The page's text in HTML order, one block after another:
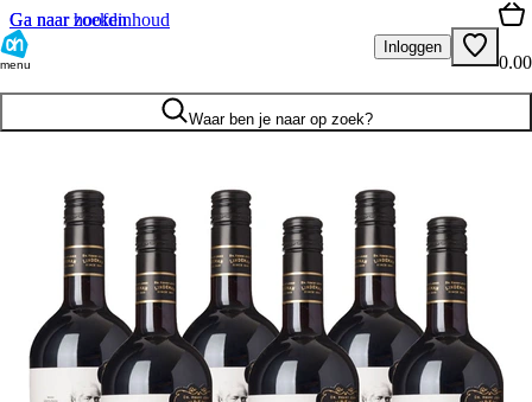
Ga naar hoofdinhoud
Ga naar zoeken
menu
Inloggen
0.00
Waar ben je naar op zoek?